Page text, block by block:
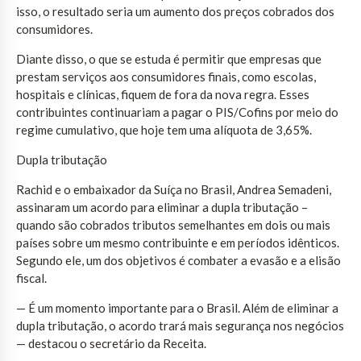
isso, o resultado seria um aumento dos preços cobrados dos
consumidores.
Diante disso, o que se estuda é permitir que empresas que
prestam serviços aos consumidores finais, como escolas,
hospitais e clínicas, fiquem de fora da nova regra. Esses
contribuintes continuariam a pagar o PIS/Cofins por meio do
regime cumulativo, que hoje tem uma alíquota de 3,65%.
Dupla tributação
Rachid e o embaixador da Suíça no Brasil, Andrea Semadeni,
assinaram um acordo para eliminar a dupla tributação –
quando são cobrados tributos semelhantes em dois ou mais
países sobre um mesmo contribuinte e em períodos idênticos.
Segundo ele, um dos objetivos é combater a evasão e a elisão
fiscal.
— É um momento importante para o Brasil. Além de eliminar a
dupla tributação, o acordo trará mais segurança nos negócios
— destacou o secretário da Receita.